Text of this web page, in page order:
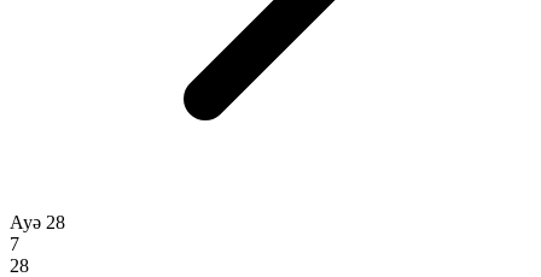
Ayə 28
7
28